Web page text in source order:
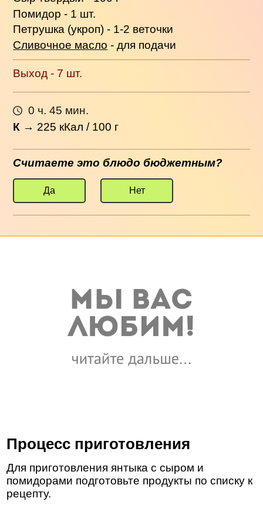
Помидор - 1 шт.
Петрушка (укроп) - 1-2 веточки
Сливочное масло - для подачи
Выход - 7 шт.
0 ч. 45 мин.
К → 225 кКал / 100 г
Считаете это блюдо бюджетным?
Да Нет
Процесс приготовления
Для приготовления янтыка с сыром и
помидорами подготовьте продукты по списку к
рецепту.